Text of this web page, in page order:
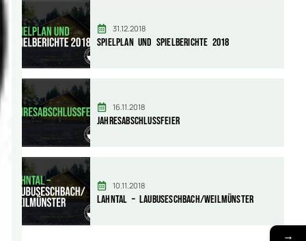
31.12.2018
Spielplan und Spielberichte 2018
16.11.2018
Jahresabschlussfeier
10.11.2018
Lahntal – Laubuseschbach/Weilmünster
→